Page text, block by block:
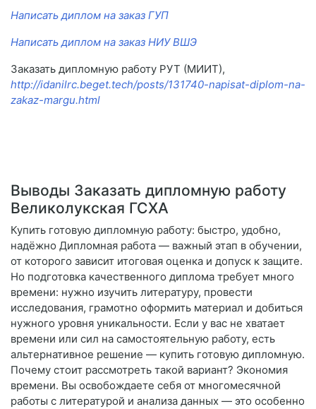
Написать диплом на заказ ГУП
Написать диплом на заказ НИУ ВШЭ
Заказать дипломную работу РУТ (МИИТ),
http://idanilrc.beget.tech/posts/131740-napisat-diplom-na-
zakaz-margu.html
Выводы Заказать дипломную работу
Великолукская ГСХА
Купить готовую дипломную работу: быстро, удобно,
надёжно Дипломная работа — важный этап в обучении,
от которого зависит итоговая оценка и допуск к защите.
Но подготовка качественного диплома требует много
времени: нужно изучить литературу, провести
исследования, грамотно оформить материал и добиться
нужного уровня уникальности. Если у вас не хватает
времени или сил на самостоятельную работу, есть
альтернативное решение — купить готовую дипломную.
Почему стоит рассмотреть такой вариант? Экономия
времени. Вы освобождаете себя от многомесячной
работы с литературой и анализа данных — это особенно